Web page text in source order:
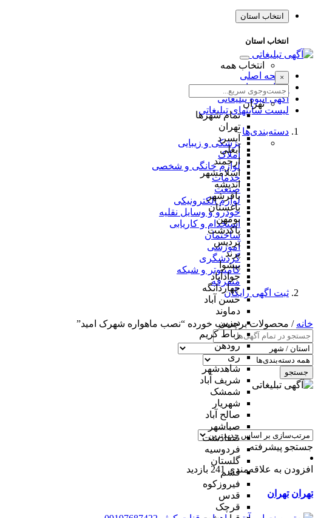
انتخاب استان
انتخاب استان
انتخاب همه
×
تهران
تمام شهر‌ها
تهران
آبسرد
آبعلی
ارجمند
اسلامشهر
اندیشه
باقرشهر
باغستان
بومهن
پاکدشت
پردیس
پرند
پیشوا
جوادآباد
چهاردانگه
حسن آباد
دماوند
دیزین
رباط کریم
رودهن
ری
شاهدشهر
شریف آباد
شمشک
شهریار
صالح آباد
صباشهر
صفادشت
فردوسیه
گلستان
فشم
فیروزکوه
قدس
قرچک
صفحه اصلی
طراحی سایت
آگهی انبوه تبلیغاتی
لیست سایتهای تبلیغاتی
دسته‌بندی‌ها
پزشکی و زیبایی
املاک
لوازم خانگی و شخصی
خدمات
صنعت
لوازم الکترونیکی
خودرو و وسایل نقلیه
استخدام و کاریابی
ساختمان
آموزشی
گردشگری
کامپیوتر و شبکه
متفرقه
ثبت اگهی رایگان
خانه / محصولات برچسب خورده “نصب ماهواره شهرک امید”
جستجو
جستجو پیشرفته
افزودن به علاقه‌مندی 241 بازدید
تهران تهران